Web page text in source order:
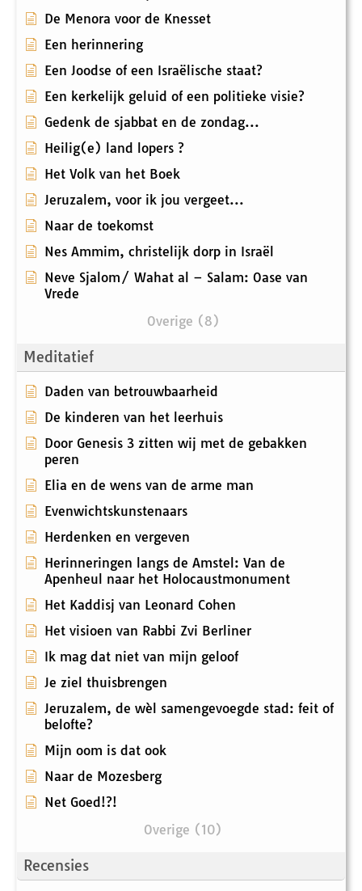
De Menora voor de Knesset
Een herinnering
Een Joodse of een Israëlische staat?
Een kerkelijk geluid of een politieke visie?
Gedenk de sjabbat en de zondag...
Heilig(e) land lopers ?
Het Volk van het Boek
Jeruzalem, voor ik jou vergeet...
Naar de toekomst
Nes Ammim, christelijk dorp in Israël
Neve Sjalom/ Wahat al – Salam: Oase van
Vrede
Overige (8)
Meditatief
Daden van betrouwbaarheid
De kinderen van het leerhuis
Door Genesis 3 zitten wij met de gebakken
peren
Elia en de wens van de arme man
Evenwichtskunstenaars
Herdenken en vergeven
Herinneringen langs de Amstel: Van de
Apenheul naar het Holocaustmonument
Het Kaddisj van Leonard Cohen
Het visioen van Rabbi Zvi Berliner
Ik mag dat niet van mijn geloof
Je ziel thuisbrengen
Jeruzalem, de wèl samengevoegde stad: feit of
belofte?
Mijn oom is dat ook
Naar de Mozesberg
Net Goed!?!
Overige (10)
Recensies